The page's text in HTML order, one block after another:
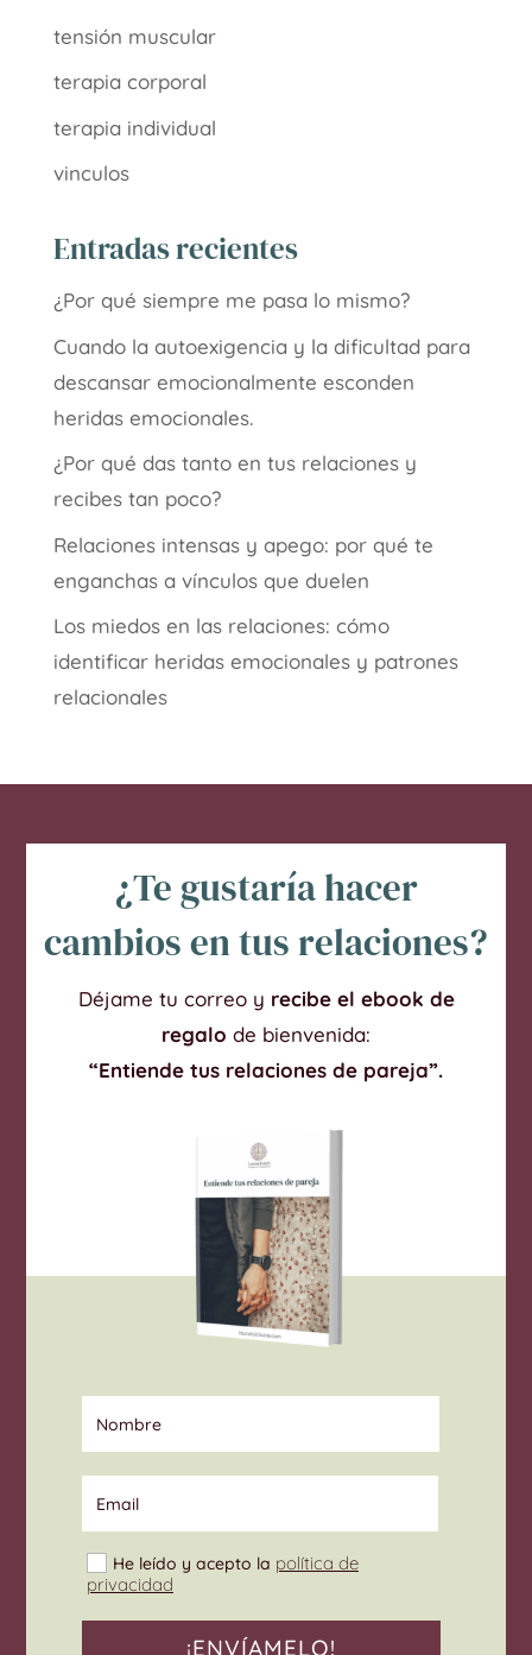
tensión muscular
terapia corporal
terapia individual
vinculos
Entradas recientes
¿Por qué siempre me pasa lo mismo?
Cuando la autoexigencia y la dificultad para
descansar emocionalmente esconden
heridas emocionales.
¿Por qué das tanto en tus relaciones y
recibes tan poco?
Relaciones intensas y apego: por qué te
enganchas a vínculos que duelen
Los miedos en las relaciones: cómo
identificar heridas emocionales y patrones
relacionales
¿Te gustaría hacer
cambios en tus relaciones?
Déjame tu correo y recibe el ebook de
regalo de bienvenida:
“Entiende tus relaciones de pareja”.
Nombre
Email
Select Options
He leído y acepto la política de
privacidad
¡ENVÍAMELO!